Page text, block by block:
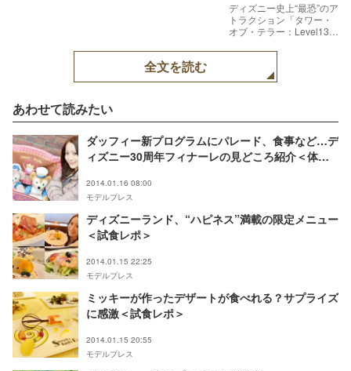
ディズニー史上“最恐”のア
トラクション「タワー・
オブ・テラー：Level13」
全文を読む
あわせて読みたい
ダッフィー新プログラムにパレード、食事など…デ
ィズニー30周年フィナーレの見どころ紹介＜体験
2014.01.16 08:00
モデルプレス
ディズニーランド、“ハピネス”満載の限定メニュー
＜試食レポ＞
2014.01.15 22:25
モデルプレス
ミッキーが作ったデザートが食べれる？サプライズ
に感激＜試食レポ＞
2014.01.15 20:55
モデルプレス